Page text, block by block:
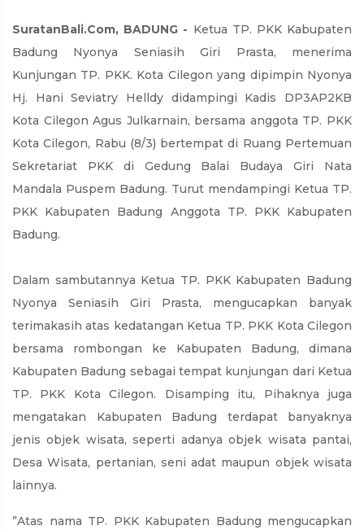
SuratanBali.Com, BADUNG - Ketua TP. PKK Kabupaten
Badung Nyonya Seniasih Giri Prasta, menerima
Kunjungan TP. PKK. Kota Cilegon yang dipimpin Nyonya
Hj. Hani Seviatry Helldy didampingi Kadis DP3AP2KB
Kota Cilegon Agus Julkarnain, bersama anggota TP. PKK
Kota Cilegon, Rabu (8/3) bertempat di Ruang Pertemuan
Sekretariat PKK di Gedung Balai Budaya Giri Nata
Mandala Puspem Badung. Turut mendampingi Ketua TP.
PKK Kabupaten Badung Anggota TP. PKK Kabupaten
Badung.
Dalam sambutannya Ketua TP. PKK Kabupaten Badung
Nyonya Seniasih Giri Prasta, mengucapkan banyak
terimakasih atas kedatangan Ketua TP. PKK Kota Cilegon
bersama rombongan ke Kabupaten Badung, dimana
Kabupaten Badung sebagai tempat kunjungan dari Ketua
TP. PKK Kota Cilegon. Disamping itu, Pihaknya juga
mengatakan Kabupaten Badung terdapat banyaknya
jenis objek wisata, seperti adanya objek wisata pantai,
Desa Wisata, pertanian, seni adat maupun objek wisata
lainnya.
”Atas nama TP. PKK Kabupaten Badung mengucapkan